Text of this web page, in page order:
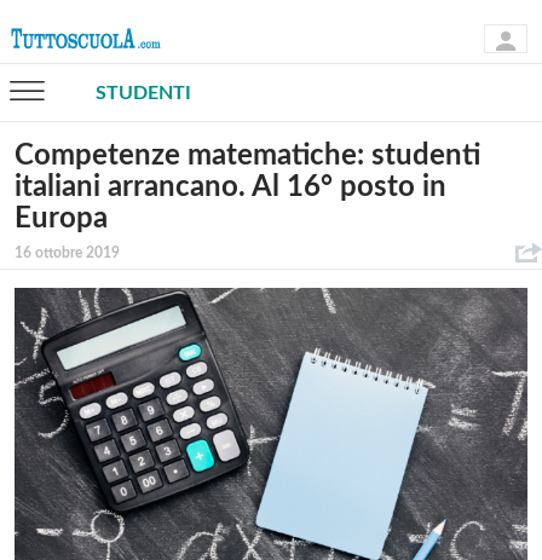
STUDENTI
Competenze matematiche: studenti
italiani arrancano. Al 16° posto in
Europa
16 ottobre 2019